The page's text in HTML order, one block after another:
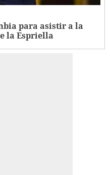
para asistir a la
la Espriella